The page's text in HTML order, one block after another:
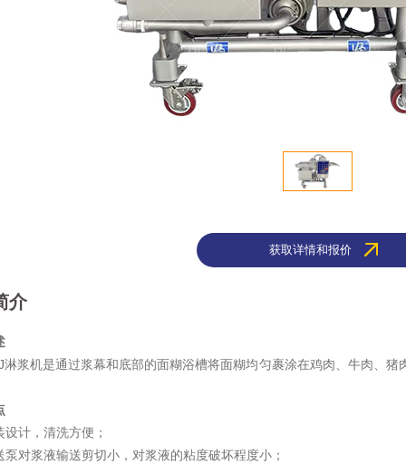
获取详情和报价
介
淋浆机是通过浆幕和底部的面糊浴槽将面糊均匀裹涂在鸡肉、牛肉、
设计，清洗方便；
泵对浆液输送剪切小，对浆液的粘度破坏程度小；